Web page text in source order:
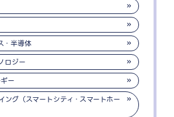
・半導体
ロジー
ー
ング（スマートシティ・スマートホー